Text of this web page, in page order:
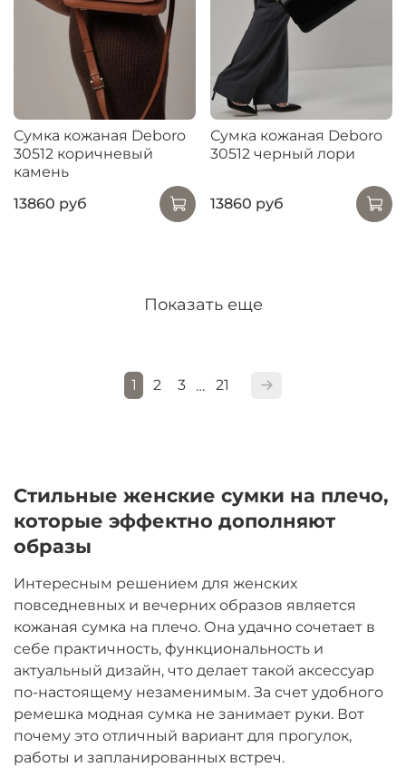
Сумка кожаная Deboro
30512 коричневый
камень
13860 руб
Сумка кожаная Deboro
30512 черный лори
13860 руб
Показать еще
1 2 3 … 21
Стильные женские сумки на плечо,
которые эффектно дополняют
образы
Интересным решением для женских
повседневных и вечерних образов является
кожаная сумка на плечо. Она удачно сочетает в
себе практичность, функциональность и
актуальный дизайн, что делает такой аксессуар
по-настоящему незаменимым. За счет удобного
ремешка модная сумка не занимает руки. Вот
почему это отличный вариант для прогулок,
работы и запланированных встреч.